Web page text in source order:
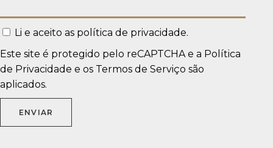
Li e aceito as política de privacidade.
Este site é protegido pelo reCAPTCHA e a Política
de Privacidade e os Termos de Serviço são
aplicados.
ENVIAR